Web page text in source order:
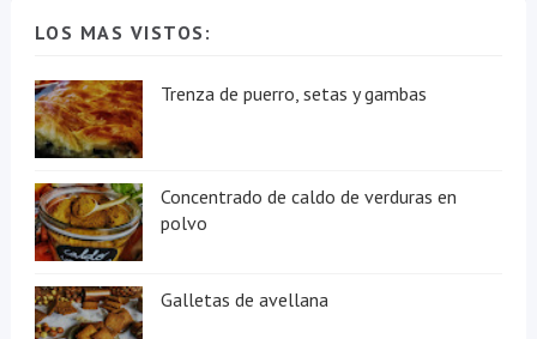
LOS MAS VISTOS:
Trenza de puerro, setas y gambas
Concentrado de caldo de verduras en
polvo
Galletas de avellana